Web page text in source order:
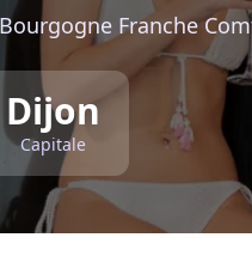
Franche
Dijon
Capitale